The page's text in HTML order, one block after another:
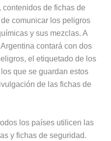
de fichas de
comunicar los peligros
y sus mezclas. A
contará con dos
el etiquetado de los
que se guardan estos
de las fichas de
los países utilicen las
y fichas de seguridad.